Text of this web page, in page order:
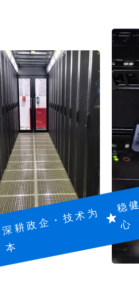
深
耕
政
企
・
技
术
为
本
心